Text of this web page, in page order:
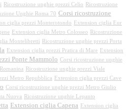
Ricostruzione unghie prezzi Celio
Ricostruzione
Unghie Roma 70 Corsi ricostruzione
ciglia prezzi Monterotondo
Extension ciglia Eur
Extension ciglia Metro Colosseo
Ricostruzione
Montelibretti
Ricostruzione unghie prezzi Porta
Extension ciglia prezzi Pratica di Mare
Extension
Ponte Mammolo Corsi ricostruzione unghie
Ricostruzione unghie prezzi Viale
Metro Repubblica Extension ciglia prezzi Cave
Corsi ricostruzione unghie prezzi Metro Giulio
Nuova Ricostruzione unghie Lepanto
Extension ciglia Capena
Extension ciglia